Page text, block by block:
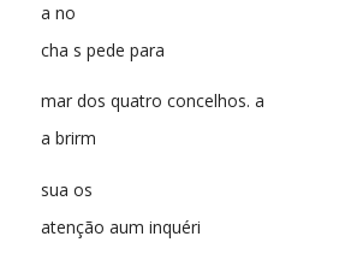
a no
cha s pede para
mar dos quatro concelhos. a
a brirm
sua os
atenção aum inquéri